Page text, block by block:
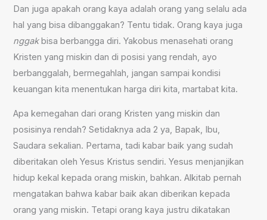
Dan juga apakah orang kaya adalah orang yang selalu ada
hal yang bisa dibanggakan? Tentu tidak. Orang kaya juga
nggakbisa berbangga diri. Yakobus menasehati orang
Kristen yang miskin dan di posisi yang rendah, ayo
berbanggalah, bermegahlah, jangan sampai kondisi
keuangan kita menentukan harga diri kita, martabat kita.
Apa kemegahan dari orang Kristen yang miskin dan
posisinya rendah? Setidaknya ada 2 ya, Bapak, Ibu,
Saudara sekalian. Pertama, tadi kabar baik yang sudah
diberitakan oleh Yesus Kristus sendiri. Yesus menjanjikan
hidup kekal kepada orang miskin, bahkan. Alkitab pernah
mengatakan bahwa kabar baik akan diberikan kepada
orang yang miskin. Tetapi orang kaya justru dikatakan